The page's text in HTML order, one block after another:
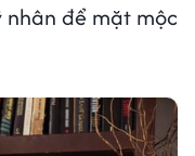
để mặt mộc